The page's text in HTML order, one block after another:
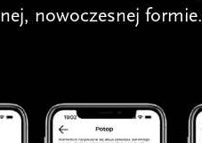
nowoczesnej formie.